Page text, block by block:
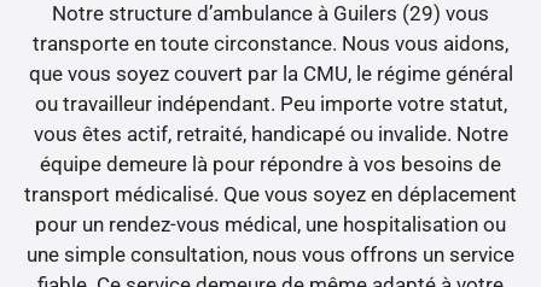
Notre structure d’ambulance à Guilers (29) vous
transporte en toute circonstance. Nous vous aidons,
que vous soyez couvert par la CMU, le régime général
ou travailleur indépendant. Peu importe votre statut,
vous êtes actif, retraité, handicapé ou invalide. Notre
équipe demeure là pour répondre à vos besoins de
transport médicalisé. Que vous soyez en déplacement
pour un rendez-vous médical, une hospitalisation ou
une simple consultation, nous vous offrons un service